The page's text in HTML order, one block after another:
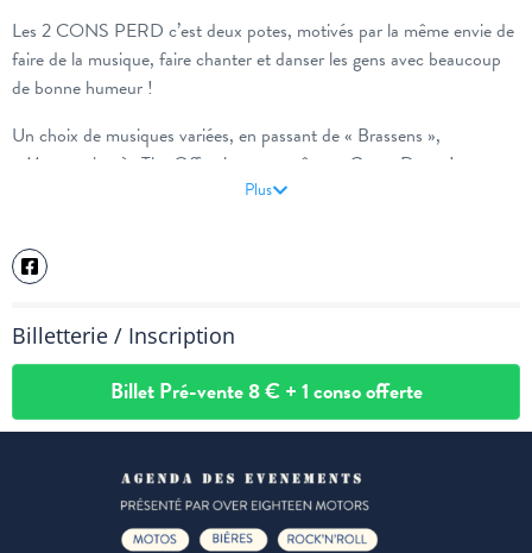
Les 2 CONS PERD c’est deux potes, motivés par la même envie de
faire de la musique, faire chanter et danser les gens avec beaucoup
de bonne humeur !
Un choix de musiques variées, en passant de « Brassens »,
« Matmatah » à« The Offspring » ou même « Green Day » !
Plus
Billetterie / Inscription
Billet Pré-vente 8 € + 1 conso offerte